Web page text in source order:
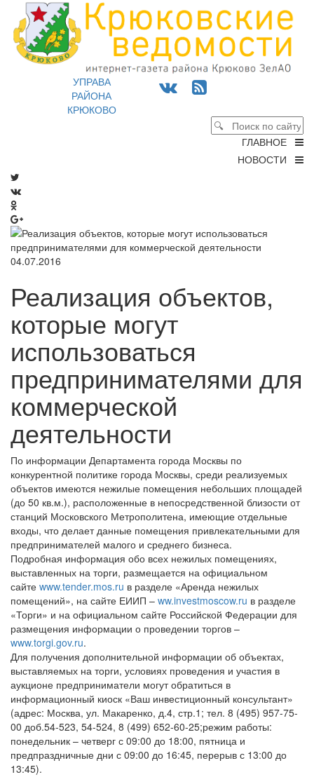
УПРАВА
РАЙОНА
КРЮКОВО
ГЛАВНОЕ
НОВОСТИ
04.07.2016
Реализация объектов,
которые могут
использоваться
предпринимателями для
коммерческой
деятельности
По информации Департамента города Москвы по
конкурентной политике города Москвы, среди реализуемых
объектов имеются нежилые помещения небольших площадей
(до 50 кв.м.), расположенные в непосредственной близости от
станций Московского Метрополитена, имеющие отдельные
входы, что делает данные помещения привлекательными для
предпринимателей малого и среднего бизнеса.
Подробная информация обо всех нежилых помещениях,
выставленных на торги, размещается на официальном
сайте www.tender.mos.ru в разделе «Аренда нежилых
помещений», на сайте ЕИИП – ww.investmoscow.ru в разделе
«Торги» и на официальном сайте Российской Федерации для
размещения информации о проведении торгов –
www.torgi.gov.ru.
Для получения дополнительной информации об объектах,
выставляемых на торги, условиях проведения и участия в
аукционе предприниматели могут обратиться в
информационный киоск «Ваш инвестиционный консультант»
(адрес: Москва, ул. Макаренко, д.4, стр.1; тел. 8 (495) 957-75-
00 доб.54-523, 54-524, 8 (499) 652-60-25;режим работы:
понедельник – четверг с 09:00 до 18:00, пятница и
предпраздничные дни с 09:00 до 16:45, перерыв с 13:00 до
13:45).